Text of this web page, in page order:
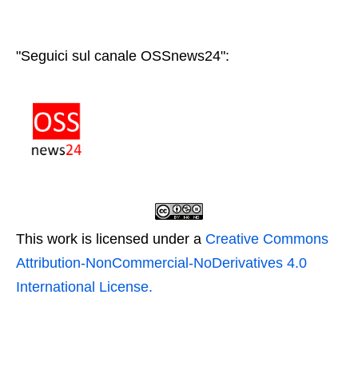
"Seguici sul canale OSSnews24":
This work is licensed under a Creative Commons
Attribution-NonCommercial-NoDerivatives 4.0
International License.